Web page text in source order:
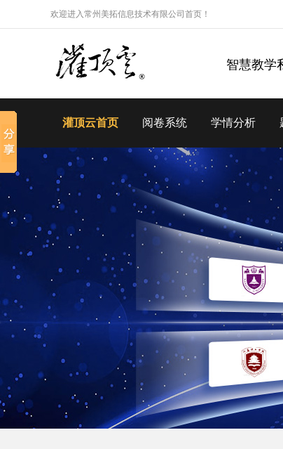
欢迎进入常州美拓信息技术有限公司首页！
智慧教学
灌顶云首页 阅卷系统 学情分析